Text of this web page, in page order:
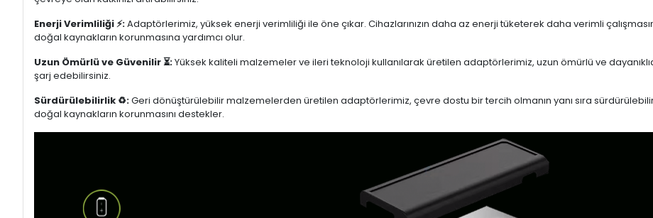
Enerji Verimliliği ⚡:Adaptörlerimiz, yüksek enerji verimliliği ile öne çıkar. Cihazlarınızın daha az enerji tüketerek daha verimli
doğal kaynakların korunmasına yardımcı olur.
Uzun Ömürlü ve Güvenilir ⏳:Yüksek kaliteli malzemeler ve ileri teknoloji kullanılarak üretilen adaptörlerimiz, uzun ömürlü ve
şarj edebilirsiniz.
Sürdürülebilirlik ♻️:Geri dönüştürülebilir malzemelerden üretilen adaptörlerimiz, çevre dostu bir tercih olmanın yanı sıra sürdürülebilir
doğal kaynakların korunmasını destekler.